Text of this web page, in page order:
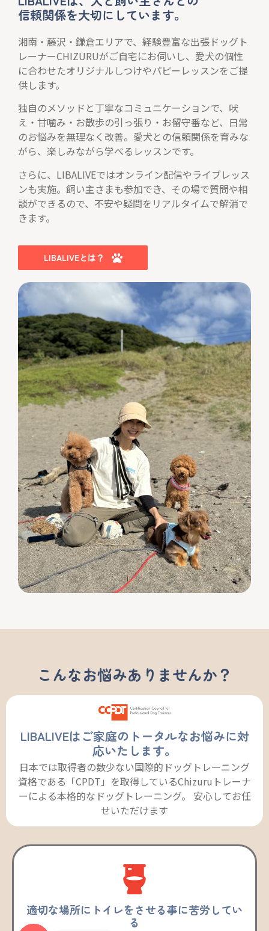
信頼関係を大切にしています。
湘南・藤沢・鎌倉エリアで、経験豊富な出張ドッグト
レーナーCHIZURUがご自宅にお伺いし、愛犬の個性
に合わせたオリジナルしつけやパピーレッスンをご提
供します。
独自のメソッドと丁寧なコミュニケーションで、吠
え・甘噛み・お散歩の引っ張り・お留守番など、日常
のお悩みを無理なく改善。愛犬との信頼関係を育みな
がら、楽しみながら学べるレッスンです。
さらに、LIBALIVEではオンライン配信やライブレッス
ンも実施。飼い主さまも参加でき、その場で質問や相
談ができるので、不安や疑問をリアルタイムで解消で
きます。
LIBALIVEとは？
こんなお悩みありませんか？
LIBALIVEはご家庭のトータルなお悩みに対
応いたします。
日本では取得者の数少ない国際的ドッグトレーニング
資格である「CPDT」を取得しているChizuruトレーナ
ーによる本格的なドッグトレーニング。 安心してお任
せいただけます
適切な場所にトイレをさせる事に苦労してい
る